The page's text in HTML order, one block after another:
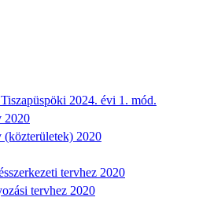
2024. évi 1. mód.
2020
(közterületek) 2020
tervhez 2020
tervhez 2020